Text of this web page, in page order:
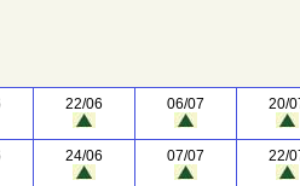
22/06 06/07 20/
24/06 07/07 22/